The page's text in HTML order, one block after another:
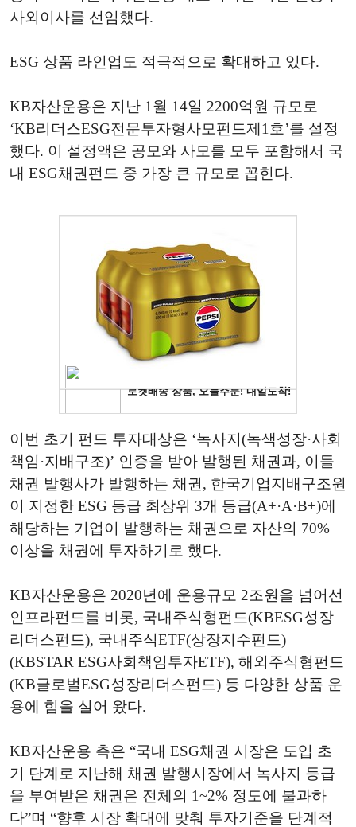
사외이사를 선임했다.
ESG 상품 라인업도 적극적으로 확대하고 있다.
KB자산운용은 지난 1월 14일 2200억원 규모로
‘KB리더스ESG전문투자형사모펀드제1호’를 설정
했다. 이 설정액은 공모와 사모를 모두 포함해서 국
내 ESG채권펀드 중 가장 큰 규모로 꼽힌다.
이번 초기 펀드 투자대상은 ‘녹사지(녹색성장·사회
책임·지배구조)’ 인증을 받아 발행된 채권과, 이들
채권 발행사가 발행하는 채권, 한국기업지배구조원
이 지정한 ESG 등급 최상위 3개 등급(A+·A·B+)에
해당하는 기업이 발행하는 채권으로 자산의 70%
이상을 채권에 투자하기로 했다.
KB자산운용은 2020년에 운용규모 2조원을 넘어선
인프라펀드를 비롯, 국내주식형펀드(KBESG성장
리더스펀드), 국내주식ETF(상장지수펀드)
(KBSTAR ESG사회책임투자ETF), 해외주식형펀드
(KB글로벌ESG성장리더스펀드) 등 다양한 상품 운
용에 힘을 실어 왔다.
KB자산운용 측은 “국내 ESG채권 시장은 도입 초
기 단계로 지난해 채권 발행시장에서 녹사지 등급
을 부여받은 채권은 전체의 1~2% 정도에 불과하
다”며 “향후 시장 확대에 맞춰 투자기준을 단계적